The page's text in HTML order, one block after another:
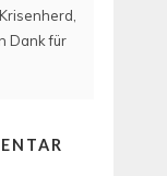
Dank für